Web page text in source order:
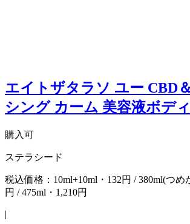
エイトザタラソ ユー CBD
シング カーム 美容液ボデ
購入可
ステラシード
税込価格：10ml+10ml・132円 / 380ml(つめ
円 / 475ml・1,210円
|